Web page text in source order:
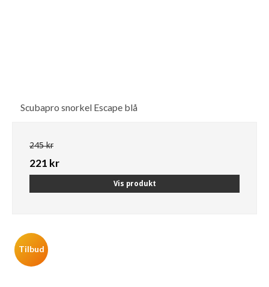
Scubapro snorkel Escape blå
245 kr
221 kr
Vis produkt
Tilbud